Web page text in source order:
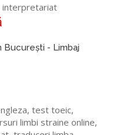
București - Limbaj